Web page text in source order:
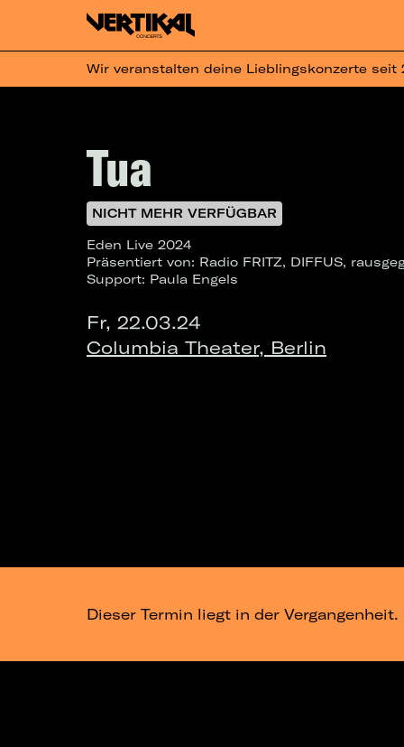
Wir veranstalten deine Lieblingskonzerte seit
Tua
NICHT MEHR VERFÜGBAR
Eden Live 2024
Präsentiert von: Radio FRITZ, DIFFUS,
Support: Paula Engels
Fr, 22.03.24
Columbia Theater, Berlin
Dieser Termin liegt in der Vergangenheit.